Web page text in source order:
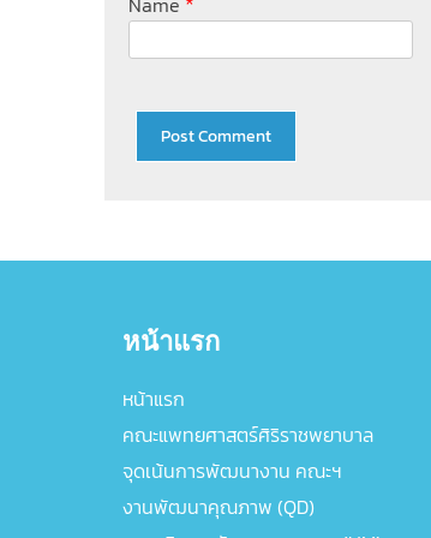
หน้าแรก
หน้าแรก
คณะแพทยศาสตร์ศิริราชพยาบาล
จุดเน้นการพัฒนางาน คณะฯ
งานพัฒนาคุณภาพ (QD)